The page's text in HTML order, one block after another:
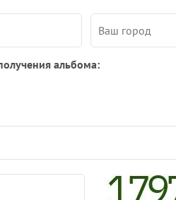
альбома: